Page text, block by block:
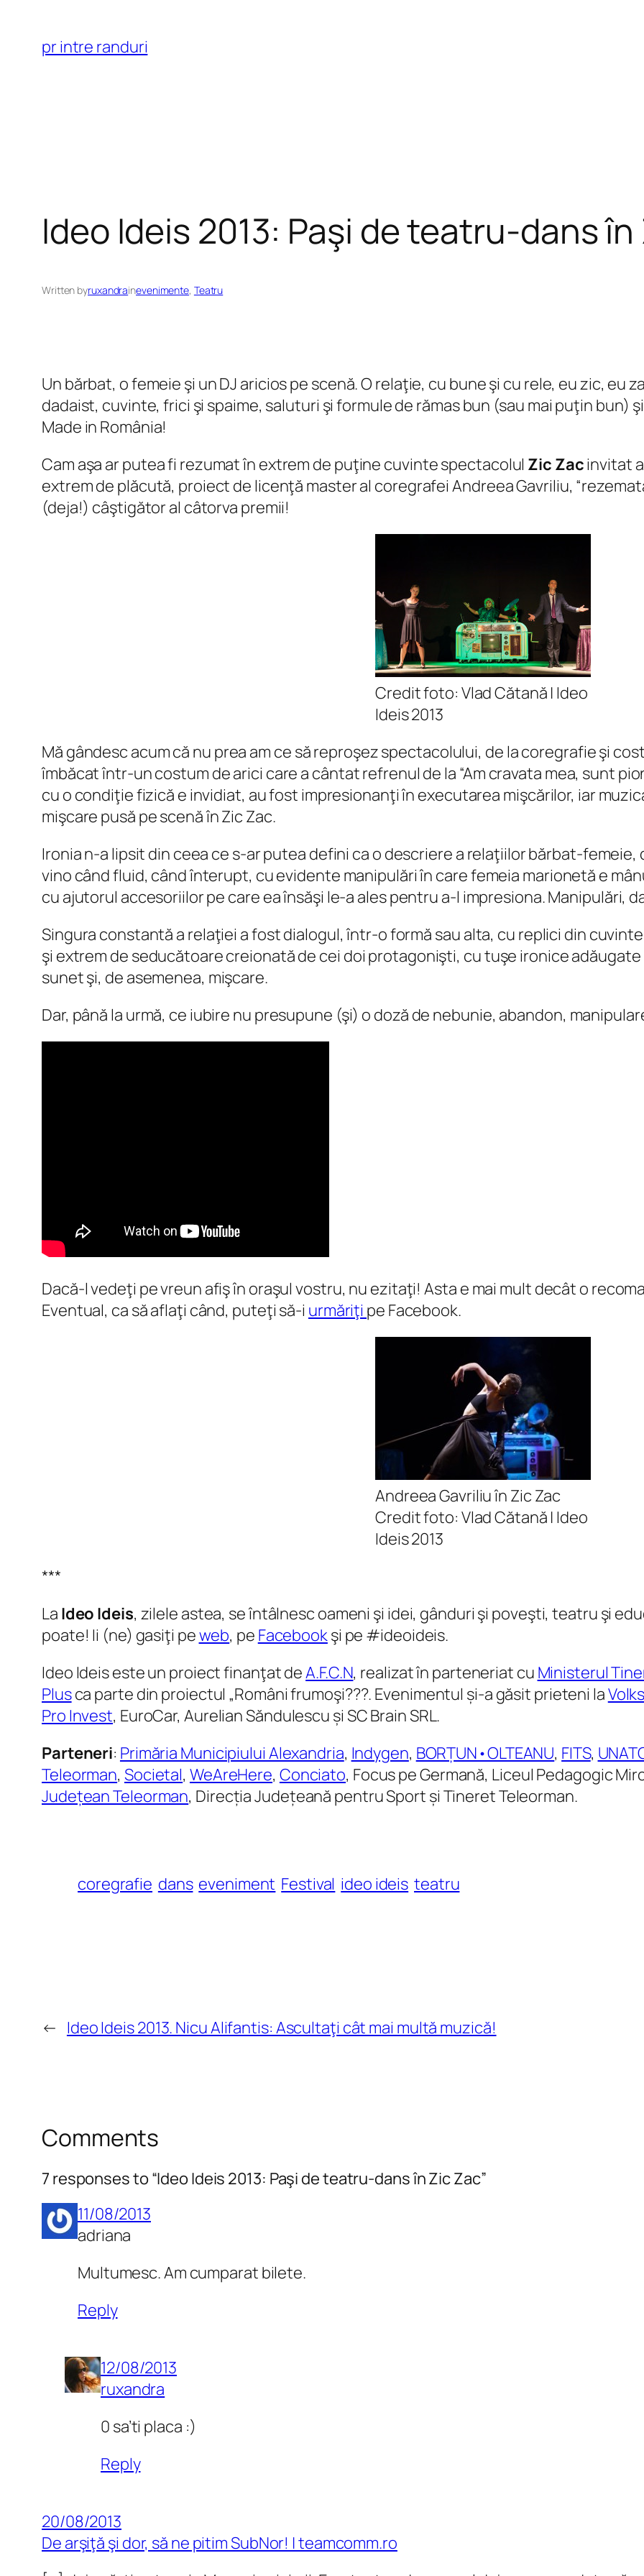
content
pr intre randuri
Ideo Ideis 2013: Paşi de teatru-dans în
Written byruxandrainevenimente, Teatru
Un bărbat, o femeie şi un DJ aricios pe scenă. O relaţie, cu bune şi cu rele, eu zic, eu
dadaist, cuvinte, frici şi spaime, saluturi şi formule de rămas bun (sau mai puţin bun)
Made in România!
Cam aşa ar putea fi rezumat în extrem de puţine cuvinte spectacolul Zic Zacinvitat
extrem de plăcută, proiect de licenţă master al coregrafei Andreea Gavriliu,
(deja!) câştigător al câtorva premii!
Credit foto: Vlad Cătană | Ideo
Ideis 2013
Mă gândesc acum că nu prea am ce să reproşez spectacolului, de la coregrafie şi
îmbăcat într-un costum de arici care a cântat refrenul de la “Am cravata mea, sunt
cu o condiţie fizică e invidiat, au fost impresionanţi în executarea mişcărilor, iar
mişcare pusă pe scenă în Zic Zac.
Ironia n-a lipsit din ceea ce s-ar putea defini ca o descriere a relaţiilor bărbat-femeie,
vino când fluid, când înterupt, cu evidente manipulări în care femeia marionetă e
cu ajutorul accesoriilor pe care ea însăşi le-a ales pentru a-l impresiona. Manipulări,
Singura constantă a relaţiei a fost dialogul, într-o formă sau alta, cu replici din
şi extrem de seducătoare creionată de cei doi protagonişti, cu tuşe ironice
sunet şi, de asemenea, mişcare.
Dar, până la urmă, ce iubire nu presupune (şi) o doză de nebunie, abandon,
Dacă-l vedeţi pe vreun afiş în oraşul vostru, nu ezitaţi! Asta e mai mult decât o
Eventual, ca să aflaţi când, puteţi să-i urmăriţi pe Facebook.
Andreea Gavriliu în Zic Zac
Credit foto: Vlad Cătană | Ideo
Ideis 2013
***
La Ideo Ideis, zilele astea, se întâlnesc oameni şi idei, gânduri şi poveşti, teatru şi
poate! Ii (ne) gasiţi peweb, pe Facebookşi pe #ideoideis.
Ideo Ideis este un proiect finanţat deA.F.C.N, realizat în parteneriat cu Ministerul
Plusca parte din proiectul „Români frumoşi???. Evenimentul și-a găsit prieteni la
Pro Invest, EuroCar, Aurelian Săndulescu și SC Brain SRL.
Parteneri: Primăria Municipiului Alexandria, Indygen, BORȚUN•OLTEANU, FITS,
Teleorman, Societal, WeAreHere, Conciato, Focus pe Germană, Liceul Pedagogic
Județean Teleorman, Direcția Județeană pentru Sport și Tineret Teleorman.
coregrafie dans eveniment Festival ideo ideis teatru
← Ideo Ideis 2013. Nicu Alifantis: Ascultaţi cât mai multă muzică!
Comments
7 responses to “Ideo Ideis 2013: Paşi de teatru-dans în Zic Zac”
11/08/2013
adriana
Multumesc. Am cumparat bilete.
Reply
12/08/2013
ruxandra
0 sa’ti placa :)
Reply
20/08/2013
De arşiţă şi dor, să ne pitim SubNor! | teamcomm.ro